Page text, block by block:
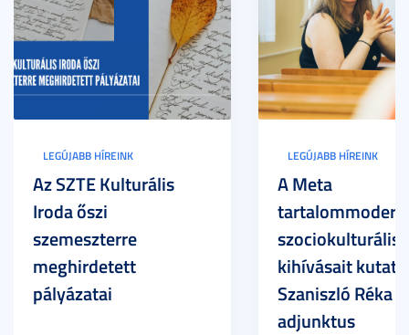
LEGÚJABB HÍREINK
Az SZTE Kulturális
Iroda őszi
szemeszterre
meghirdetett
pályázatai
LEGÚJABB HÍREINK
A Meta
szociokulturális
kihívásait
Szaniszló Réka
adjunktus